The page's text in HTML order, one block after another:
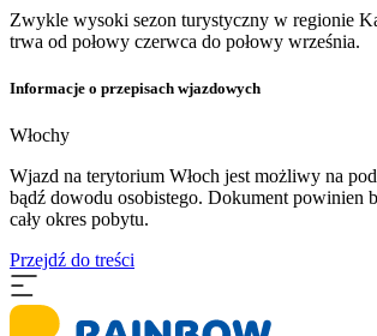
Zwykle wysoki sezon turystyczny w regionie
trwa od połowy czerwca do połowy września.
Informacje o przepisach wjazdowych
Włochy
Wjazd na terytorium Włoch jest możliwy na
bądź dowodu osobistego. Dokument powinien
cały okres pobytu.
Przejdź do treści